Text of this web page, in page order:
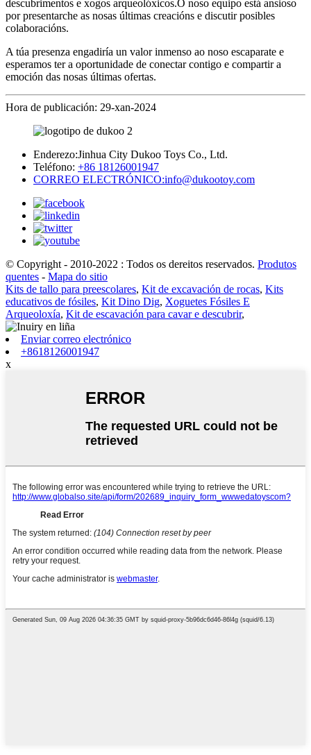
descubrimentos e xogos arqueolóxicos.O noso equipo está ansioso
por presentarche as nosas últimas creacións e discutir posibles
colaboracións.
A túa presenza engadiría un valor inmenso ao noso escaparate e
esperamos ter a oportunidade de conectar contigo e compartir a
emoción das nosas últimas ofertas.
Hora de publicación: 29-xan-2024
Enderezo:Jinhua City Dukoo Toys Co., Ltd.
Teléfono: +86 18126001947
CORREO ELECTRÓNICO:info@dukootoy.com
© Copyright - 2010-2022 : Todos os dereitos reservados. Produtos
quentes - Mapa do sitio
Kits de tallo para preescolares, Kit de excavación de rocas, Kits
educativos de fósiles, Kit Dino Dig, Xoguetes Fósiles E
Arqueoloxía, Kit de escavación para cavar e descubrir,
Enviar correo electrónico
+8618126001947
x